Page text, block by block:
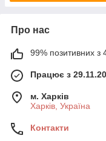
Про нас
99% позитивних з
Працює з
м. Харків
Харків, Україна
Контакти